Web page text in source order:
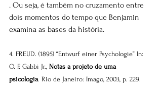
. Ou seja, é também no cruzamento entre
dois momentos do tempo que Benjamin
examina as bases da história.
4. FREUD. (1895) “Entwurf einer Psychologie” In:
O. F. Gabbi Jr., Notas a projeto de uma
psicologia. Rio de Janeiro: Imago, 2003, p. 229.